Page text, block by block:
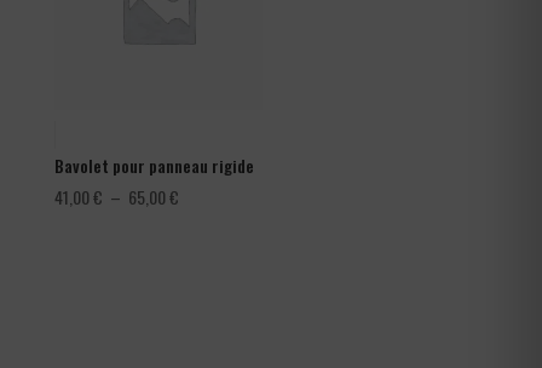
Bavolet pour panneau rigide
41,00€ – 65,00€Plage